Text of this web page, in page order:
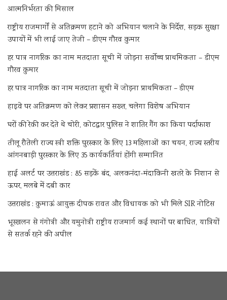
आत्मनिर्भरता की मिसाल
राष्ट्रीय राजमार्गों से अतिक्रमण हटाने को अभियान चलाने के निर्देश, सड़क सुरक्षा
उपायों में भी लाई जाए तेजी – डीएम गौरव कुमार
हर पात्र नागरिक का नाम मतदाता सूची में जोड़ना सर्वोच्च प्राथमिकता – डीएम
गौरव कुमार
हर पात्र नागरिक का नाम मतदाता सूची में जोड़ना प्राथमिकता – डीएम
हाइवे पर अतिक्रमण को लेकर प्रशासन सख्त, चलेगा विशेष अभियान
घरों की रेकी कर देते थे चोरी, कोटद्वार पुलिस ने शातिर गैंग का किया पर्दाफाश
तीलू रौतेली राज्य स्त्री शक्ति पुरस्कार के लिए 13 महिलाओं का चयन, राज्य स्तरीय
आंगनबाड़ी पुरस्कार के लिए 35 कार्यकर्तियां होंगी सम्मानित
हाई अलर्ट पर उत्तराखंड : 85 सड़कें बंद, अलकनंदा-मंदाकिनी खतरे के निशान से
ऊपर, मलबे में दबी कार
उत्तराखंड : कुमाऊं आयुक्त दीपक रावत और विधायक को भी मिले SIR नोटिस
भूस्खलन से गंगोत्री और यमुनोत्री राष्ट्रीय राजमार्ग कई स्थानों पर बाधित, यात्रियों
से सतर्क रहने की अपील